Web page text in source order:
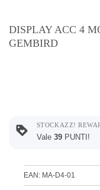
DISPLAY ACC 4
GEMBIRD
STOCKAZZ!
Vale 39 PUNTI!
EAN: MA-D4-01